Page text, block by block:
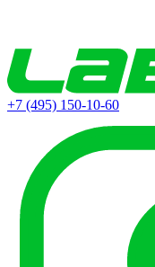
+7 (495) 150-10-60